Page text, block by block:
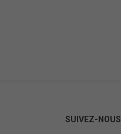
SUIVEZ-NOUS